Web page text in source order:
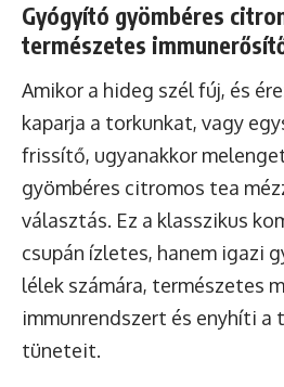
Gyógyító gyömbéres
természetes
Amikor a hideg szél fúj, és
kaparja a torkunkat, vagy
frissítő, ugyanakkor
gyömbéres citromos tea
választás. Ez a klasszikus
csupán ízletes, hanem igazi
lélek számára, természetes
immunrendszert és enyhíti a
tüneteit.